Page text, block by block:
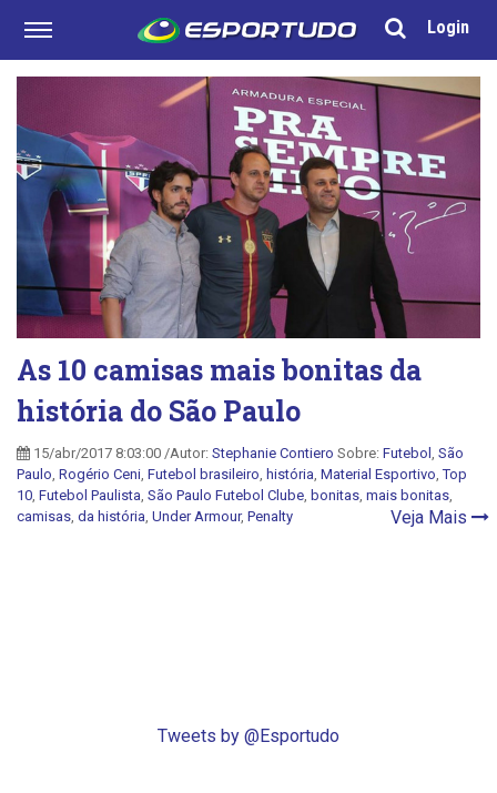
Login
As 10 camisas mais bonitas da
história do São Paulo
15/abr/2017 8:03:00 /Autor: Stephanie Contiero Sobre: Futebol São
Paulo Rogério Ceni Futebol brasileiro história Material Esportivo ,Top
10 Futebol Paulista São Paulo Futebol Clube bonitas mais bonitas
camisas da história Under Armour, Penalty Veja Mais
Tweets by @Esportudo